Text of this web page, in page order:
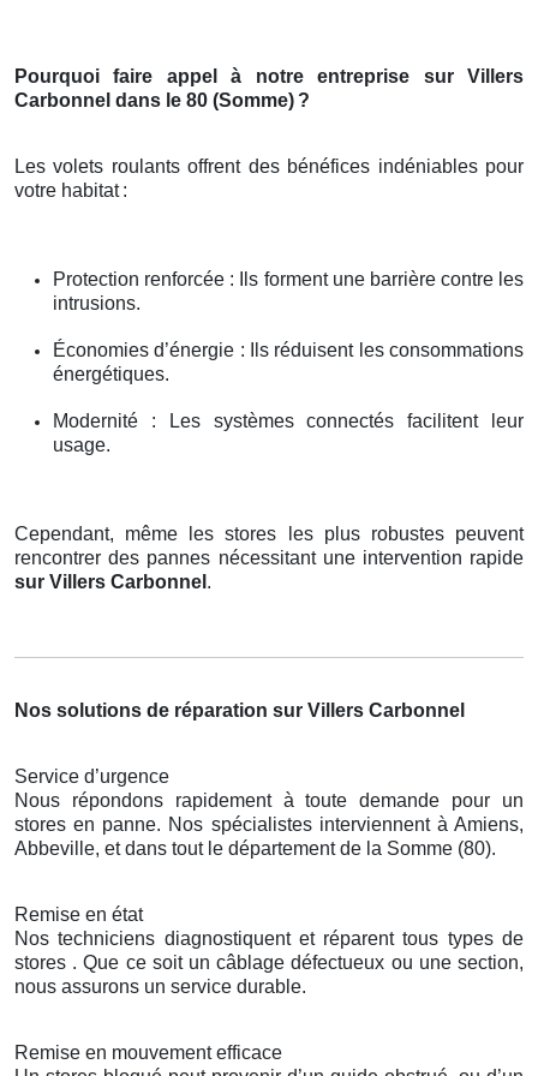
Pourquoi faire appel à notre entreprise sur Villers
Carbonnel dans le 80 (Somme) ?
Les volets roulants offrent des bénéfices indéniables pour
votre habitat :
Protection renforcée : Ils forment une barrière contre les
intrusions.
Économies d’énergie : Ils réduisent les consommations
énergétiques.
Modernité : Les systèmes connectés facilitent leur
usage.
Cependant, même les stores les plus robustes peuvent
rencontrer des pannes nécessitant une intervention rapide
sur Villers Carbonnel .
Nos solutions de réparation sur Villers Carbonnel
Service d’urgence
Nous répondons rapidement à toute demande pour un
stores en panne. Nos spécialistes interviennent à Amiens,
Abbeville, et dans tout le département de la Somme (80).
Remise en état
Nos techniciens diagnostiquent et réparent tous types de
stores . Que ce soit un câblage défectueux ou une section,
nous assurons un service durable.
Remise en mouvement efficace